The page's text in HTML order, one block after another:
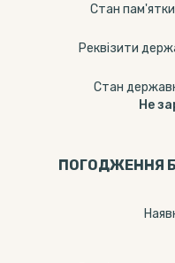
Стан
Реквізити
Стан
Не
ПОГОДЖЕННЯ